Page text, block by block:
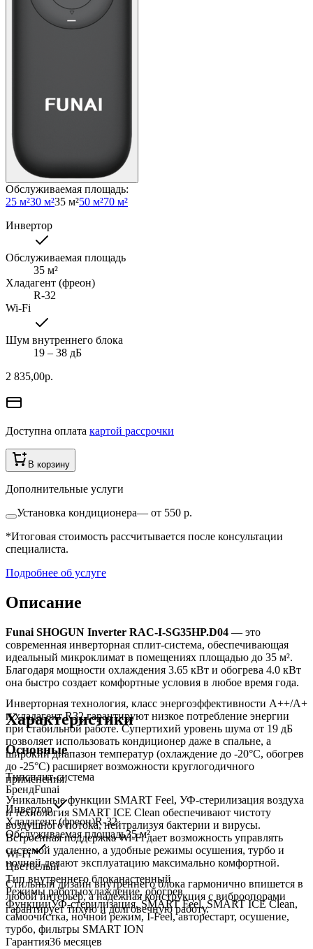
Обслуживаемая площадь:
25 м²30 м²35 м²50 м²70 м²
Инвертор
Обслуживаемая площадь
35 м²
Хладагент (фреон)
R-32
Wi-Fi
Шум внутреннего блока
19 ‒ 38 дБ
2 835,00р.
Доступна оплата картой рассрочки
В корзину
Дополнительные услуги
Установка кондиционера— от 550 р.
*Итоговая стоимость рассчитывается после консультации
специалиста.
Подробнее об услуге
Описание
Funai SHOGUN Inverter RAC-I-SG35HP.D04 — это
современная инверторная сплит-система, обеспечивающая
идеальный микроклимат в помещениях площадью до 35 м².
Благодаря мощности охлаждения 3.65 кВт и обогрева 4.0 кВт
она быстро создает комфортные условия в любое время года.
Инверторная технология, класс энергоэффективности A++/A+
и хладагент R32 гарантируют низкое потребление энергии
при стабильной работе. Супертихий уровень шума от 19 дБ
позволяет использовать кондиционер даже в спальне, а
широкий диапазон температур (охлаждение до -20°C, обогрев
до -25°C) расширяет возможности круглогодичного
применения.
Уникальные функции SMART Feel, УФ-стерилизация воздуха
и технология SMART ICE Clean обеспечивают чистоту
воздушного потока, нейтрализуя бактерии и вирусы.
Встроенная поддержка Wi-Fi дает возможность управлять
системой удаленно, а удобные режимы осушения, турбо и
ночной делают эксплуатацию максимально комфортной.
Стильный дизайн внутреннего блока гармонично впишется в
любой интерьер, а надежная конструкция с виброопорами
гарантирует тихую и долговечную работу.
Характеристики
Основные
Типсплит-система
БрендFunai
Инвертор
Хладагент (фреон)R-32
Обслуживаемая площадь35м²
Wi-Fi
Цветбелый
Тип внутреннего блоканастенный
Режимы работыохлаждение, обогрев
ФункцииУФ-стерилизация, SMART Feel, SMART ICE Clean,
самоочистка, ночной режим, I-Feel, авторестарт, осушение,
турбо, фильтры SMART ION
Гарантия36 месяцев